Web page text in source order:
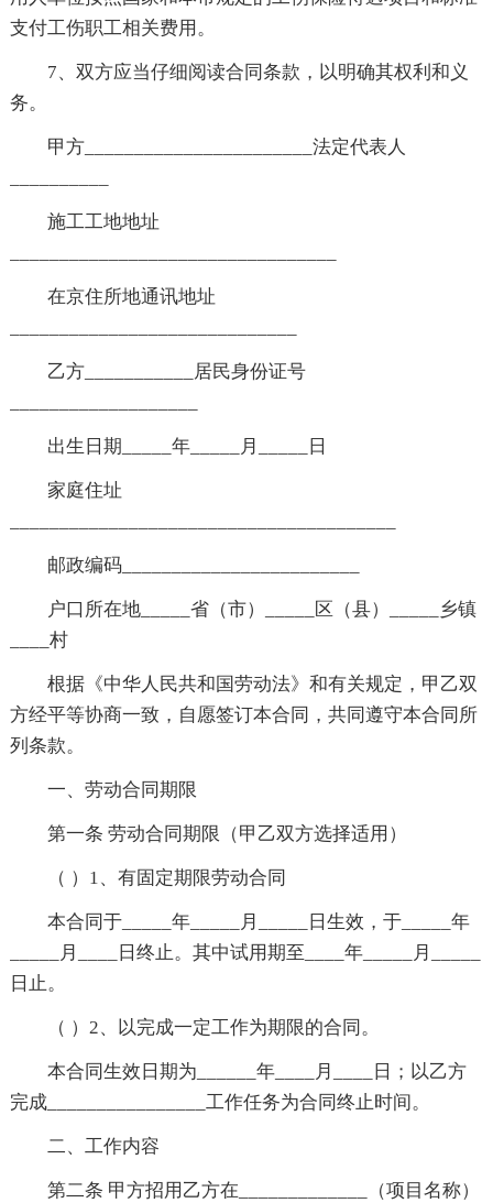
支付工伤职工相关费用。
7、双方应当仔细阅读合同条款，以明确其权利和义
务。
甲方_______________________法定代表人
施工工地地址
在京住所地通讯地址
乙方___________居民身份证号
出生日期_____年_____月_____日
家庭住址
邮政编码________________________
户口所在地_____省（市）_____区（县）_____乡镇
____村
根据《中华人民共和国劳动法》和有关规定，甲乙双
方经平等协商一致，自愿签订本合同，共同遵守本合同所
列条款。
一、劳动合同期限
第一条 劳动合同期限（甲乙双方选择适用）
（ ）1、有固定期限劳动合同
本合同于_____年_____月_____日生效，于_____年
_____月____日终止。其中试用期至____年_____月_____
日止。
（ ）2、以完成一定工作为期限的合同。
本合同生效日期为______年____月____日；以乙方
完成________________工作任务为合同终止时间。
二、工作内容
第二条 甲方招用乙方在_____________（项目名称）